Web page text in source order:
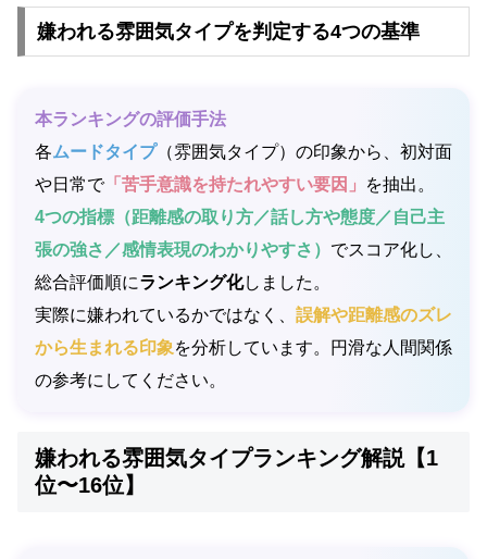
嫌われる雰囲気タイプを判定する4つの基準
本ランキングの評価手法
各ムードタイプ（雰囲気タイプ）の印象から、初対面
や日常で「苦手意識を持たれやすい要因」
を抽出。
4つの指標（距離感の取り方／話し方や態度／自己主
張の強さ／感情表現のわかりやすさ） でスコア化し、
総合評価順にランキング化しました。
実際に嫌われているかではなく、 誤解や距離感のズレ
から生まれる印象を分析しています。円滑な人間関係
の参考にしてください。
嫌われる雰囲気タイプランキング解説【1
位〜16位】